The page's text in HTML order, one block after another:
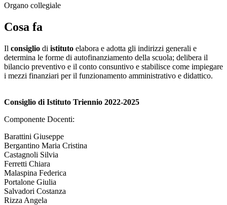
Organo collegiale
Cosa fa
Il consiglio di istituto elabora e adotta gli indirizzi generali e
determina le forme di autofinanziamento della scuola; delibera il
bilancio preventivo e il conto consuntivo e stabilisce come impiegare
i mezzi finanziari per il funzionamento amministrativo e didattico.
Consiglio di Istituto Triennio 2022-2025
Componente Docenti:
Barattini Giuseppe
Bergantino Maria Cristina
Castagnoli Silvia
Ferretti Chiara
Malaspina Federica
Portalone Giulia
Salvadori Costanza
Rizza Angela